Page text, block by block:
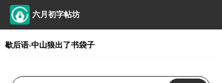
六月初字帖坊
歇后语-中山狼出了书袋子